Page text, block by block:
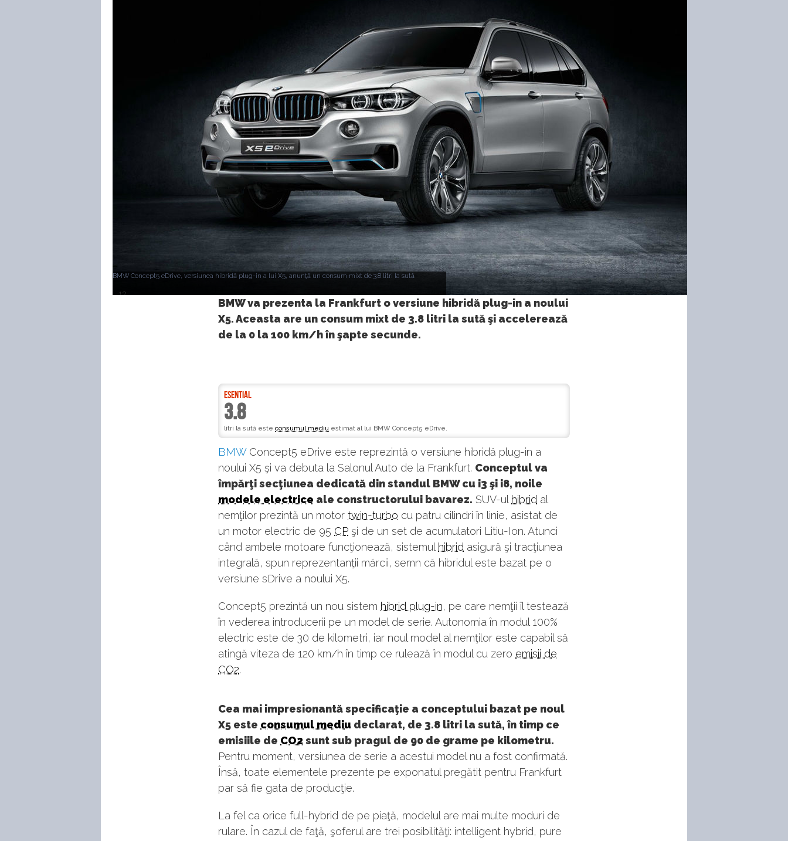
BMW Concept5 eDrive, versiunea hibridă plug-in a lui X5, anunţă un consum mixt de 3.8 litri la sută
13
BMW va prezenta la Frankfurt o versiune hibridă plug-in a noului
X5. Aceasta are un consum mixt de 3.8 litri la sută şi accelerează
de la 0 la 100 km/h în şapte secunde.
ESENTIAL
3.8
litri la sută este consumul mediu estimat al lui BMW Concept5 eDrive.
BMWConcept5 eDrive este reprezintă o versiune hibridă plug-in a
noului X5 şi va debuta la Salonul Auto de la Frankfurt. Conceptul va
împărţi secţiunea dedicată din standul BMW cu i3 şi i8, noile
modele electrice ale constructorului bavarez. SUV-ul hibrid al
nemţilor prezintă un motor twin-turbo cu patru cilindri în linie, asistat de
un motor electric de 95 CP şi de un set de acumulatori Litiu-Ion. Atunci
când ambele motoare funcţionează, sistemul hibrid asigură şi tracţiunea
integrală, spun reprezentanţii mărcii, semn că hibridul este bazat pe o
versiune sDrive a noului X5.
Concept5 prezintă un nou sistem hibrid plug-in, pe care nemţii îl testează
în vederea introducerii pe un model de serie. Autonomia în modul 100%
electric este de 30 de kilometri, iar noul model al nemţilor este capabil să
atingă viteza de 120 km/h în timp ce rulează în modul cu zero emisii de
CO2.
Cea mai impresionantă specificaţie a conceptului bazat pe noul
X5 este consumul mediu declarat, de 3.8 litri la sută, în timp ce
emisiile de CO2 sunt sub pragul de 90 de grame pe kilometru.
Pentru moment, versiunea de serie a acestui model nu a fost confirmată.
Însă, toate elementele prezente pe exponatul pregătit pentru Frankfurt
par să fie gata de producţie.
La fel ca orice full-hybrid de pe piaţă, modelul are mai multe moduri de
rulare. În cazul de faţă, şoferul are trei posibilităţi: intelligent hybrid, pure